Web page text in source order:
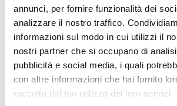
annunci, per fornire funzionalità dei
analizzare il nostro traffico.
informazioni sul modo in cui utilizzi il
nostri partner che si occupano di
pubblicità e social media, i quali
con altre informazioni che hai fornito
raccolto dal tuo utilizzo dei loro servizi.
Classe(p.e. 1A, 1B ...)
Numero di studenti
Tipo di scuola*